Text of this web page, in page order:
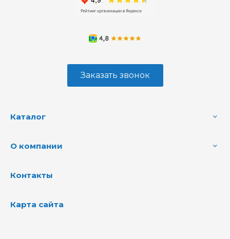
Заказать звонок
Каталог
О компании
Контакты
Карта сайта